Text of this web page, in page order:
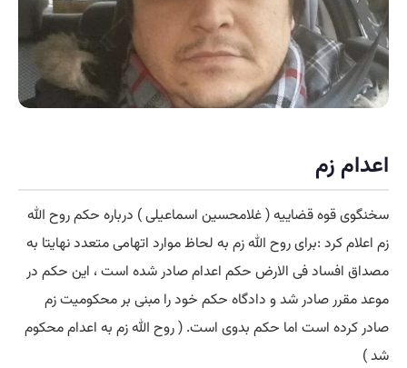
اعدام زم
سخنگوی قوه قضاییه ( غلامحسین اسماعیلی ) درباره حکم روح الله
زم اعلام کرد :برای روح الله زم به لحاظ موارد اتهامی متعدد نهایتا به
مصداق افساد فی الارض حکم اعدام صادر شده است ، این حکم در
موعد مقرر صادر شد و دادگاه حکم خود را مبنی بر محکومیت زم
صادر کرده است اما حکم بدوی است. ( روح الله زم به اعدام محکوم
شد )